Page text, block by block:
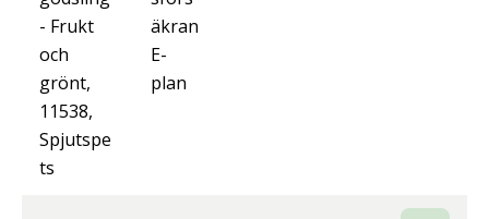
- Frukt
och
grönt,
11538,
Spjutspe
ts
äkran
E-
plan